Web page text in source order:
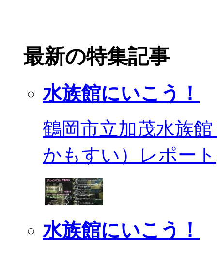
最新の特集記事
水族館にいこう！
鶴岡市立加茂水族
かもすい）レポート
水族館にいこう！